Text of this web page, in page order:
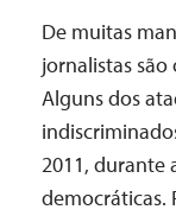
De muitas
jornalistas são
Alguns dos
2011, durante
democráticas.